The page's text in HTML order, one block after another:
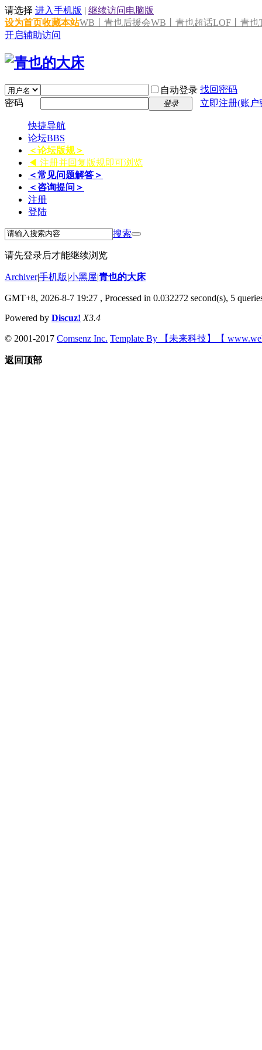
请选择 进入手机版 | 继续访问电脑版
设为首页收藏本站WB丨青也后援会WB丨青也超话LOF丨青也
开启辅助访问
自动登录 找回密码
密码
登录 立即注册(账
快捷导航
论坛BBS
＜论坛版规＞
◀ 注册并回复版规即可浏览
＜常见问题解答＞
＜咨询提问＞
注册
登陆
搜索
请先登录后才能继续浏览
Archiver|手机版|小黑屋|青也的大床
GMT+8, 2026-8-7 19:27 , Processed in 0.032272 second(s), 5
Powered by Discuz! X3.4
© 2001-2017 Comsenz Inc. Template By 【未来科技】【
返回顶部